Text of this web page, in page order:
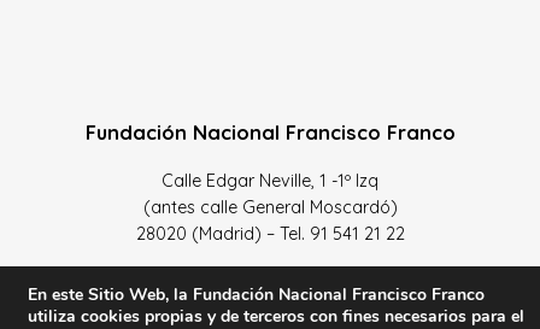
Fundación Nacional Francisco Franco
Calle Edgar Neville, 1 -1º Izq
(antes calle General Moscardó)
28020 (Madrid) – Tel. 91 541 21 22
En este Sitio Web, la Fundación Nacional Francisco Franco
utiliza cookies propias y de terceros con fines necesarios para el